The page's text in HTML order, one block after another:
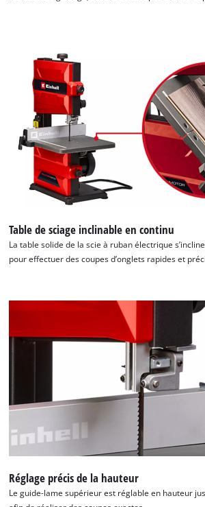
Nous avons besoin de
pouvoir charger
This content is not
to trackers that are not
visitor. The website
the site with their CMP
to the list of
Powered by
Management
Table de sciage inclinable en continu
La table solide de la scie à ruban électrique
pour effectuer des coupes d’onglets rapides et
Réglage précis de la hauteur
Le guide-lame supérieur est réglable en hauteur